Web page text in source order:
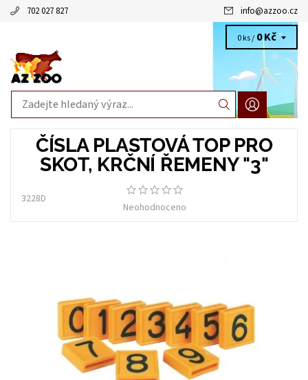
702 027 827 info@azzoo.cz
0 ks / 0 Kč
ČÍSLA PLASTOVÁ TOP PRO
SKOT, KRČNÍ ŘEMENY "3"
3228D
Neohodnoceno